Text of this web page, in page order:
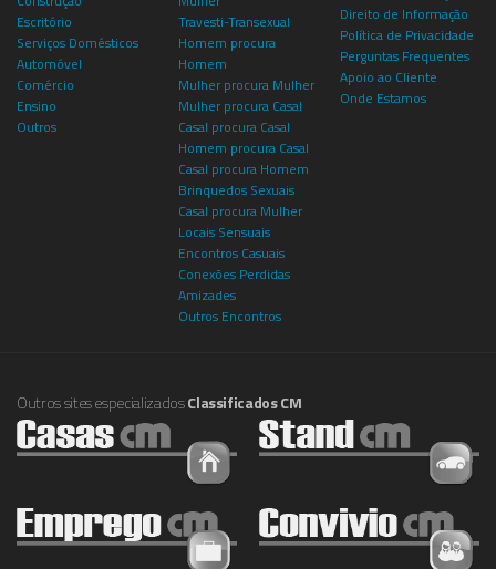
Escritório
Serviços Domésticos
Automóvel
Comércio
Ensino
Outros
Travesti-Transexual
Homem procura
Homem
Mulher procura Mulher
Mulher procura Casal
Casal procura Casal
Homem procura Casal
Casal procura Homem
Brinquedos Sexuais
Casal procura Mulher
Locais Sensuais
Encontros Casuais
Conexões Perdidas
Amizades
Outros Encontros
Direito de Informação
Política de Privacidade
Perguntas Frequentes
Apoio ao Cliente
Onde Estamos
Outros sites especializadosClassificados CM